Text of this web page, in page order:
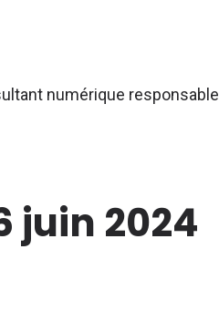
numérique responsable
juin 2024